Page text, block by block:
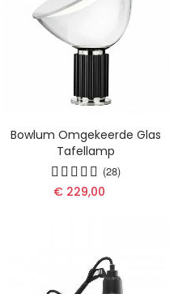
Bowlum Omgekeerde Glas
Tafellamp
(28)
€ 229,00